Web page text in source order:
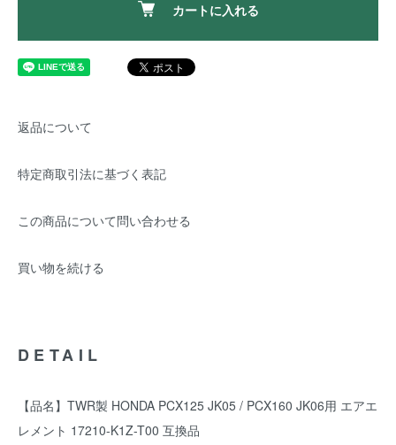
カートに入れる
返品について
特定商取引法に基づく表記
この商品について問い合わせる
買い物を続ける
DETAIL
【品名】TWR製 HONDA PCX125 JK05 / PCX160 JK06用 エアエ
レメント 17210-K1Z-T00 互換品